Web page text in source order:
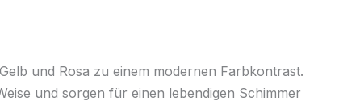
und Rosa zu einem modernen Farbkontrast.
und sorgen für einen lebendigen Schimmer